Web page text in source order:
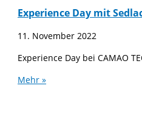
Experience Day mit
11. November 2022
Experience Day bei CAMAO
Mehr »